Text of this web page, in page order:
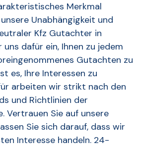
Merkmal
Unabhängigkeit und
Kfz Gutachter in
dafür ein, Ihnen zu jedem
Gutachten zu
es, Ihre Interessen zu
arbeiten wir strikt nach den
und Richtlinien der
Vertrauen Sie auf unsere
Sie sich darauf, dass wir
Interesse handeln. 24-